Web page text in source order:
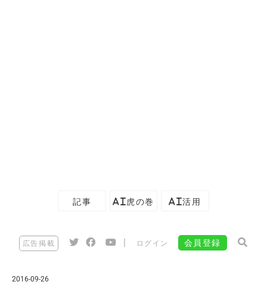
記事 AI虎の巻 AI活用
広告掲載 ログイン 会員登録
2016-09-26